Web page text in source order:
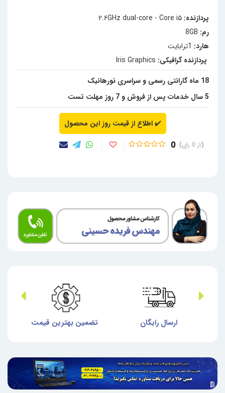
پردازنده:
رم: 8GB
هارد:
پردازنده گرافیکی:
18 ماه گارانتی رسمی و سراسری نورهانیک
5 سال خدمات پس از فروش و 7 روز مهلت تست
✔️اطلاع از قیمت روز این محصول
0 0
ارسال رایگان تضمین بهترین قیمت